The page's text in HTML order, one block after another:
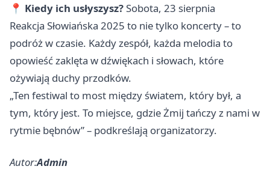
📍 Kiedy ich usłyszysz?Sobota, 23 sierpnia
Reakcja Słowiańska 2025 to nie tylko koncerty – to
podróż w czasie. Każdy zespół, każda melodia to
opowieść zaklęta w dźwiękach i słowach, które
ożywiają duchy przodków.
„Ten festiwal to most między światem, który był, a
tym, który jest. To miejsce, gdzie Żmij tańczy z nami w
rytmie bębnów” – podkreślają organizatorzy.
Autor:Admin